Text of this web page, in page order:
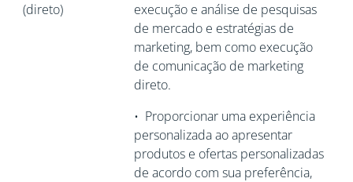
(direto)
execução e análise de pesquisas
de mercado e estratégias de
marketing, bem como execução
de comunicação de marketing
direto.
• Proporcionar uma experiência
personalizada ao apresentar
produtos e ofertas personalizadas
de acordo com sua preferência,